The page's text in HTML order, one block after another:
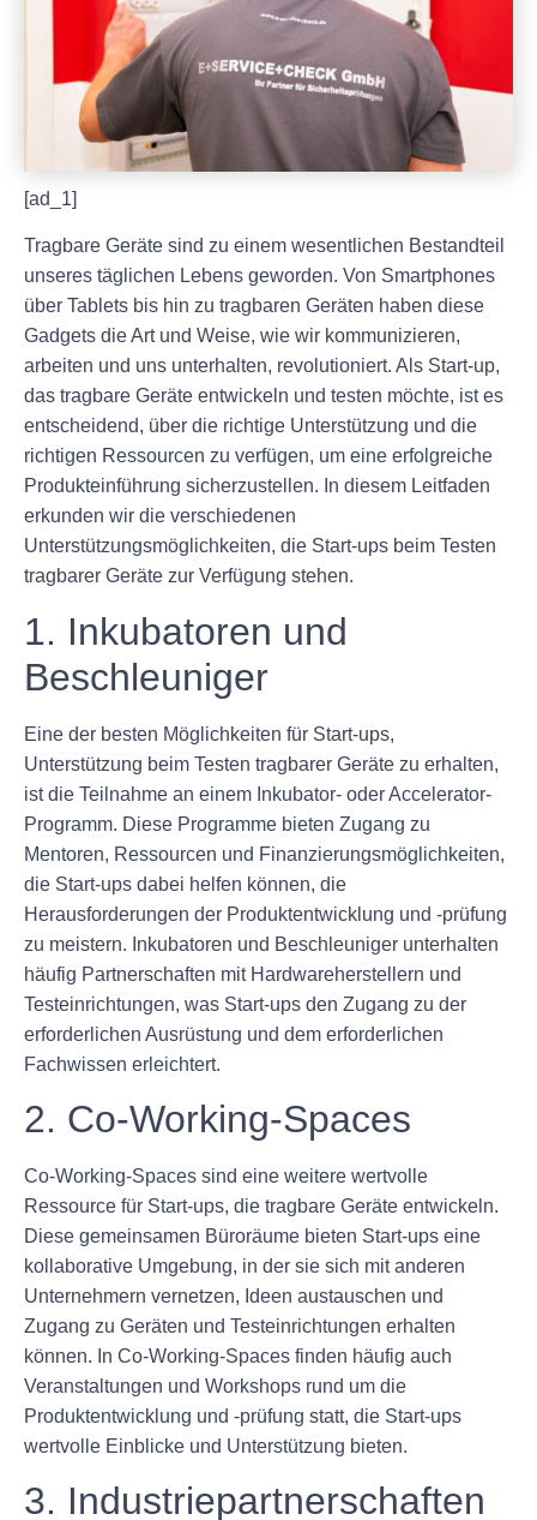
[ad_1]
Tragbare Geräte sind zu einem wesentlichen Bestandteil
unseres täglichen Lebens geworden. Von Smartphones
über Tablets bis hin zu tragbaren Geräten haben diese
Gadgets die Art und Weise, wie wir kommunizieren,
arbeiten und uns unterhalten, revolutioniert. Als Start-up,
das tragbare Geräte entwickeln und testen möchte, ist es
entscheidend, über die richtige Unterstützung und die
richtigen Ressourcen zu verfügen, um eine erfolgreiche
Produkteinführung sicherzustellen. In diesem Leitfaden
erkunden wir die verschiedenen
Unterstützungsmöglichkeiten, die Start-ups beim Testen
tragbarer Geräte zur Verfügung stehen.
1. Inkubatoren und
Beschleuniger
Eine der besten Möglichkeiten für Start-ups,
Unterstützung beim Testen tragbarer Geräte zu erhalten,
ist die Teilnahme an einem Inkubator- oder Accelerator-
Programm. Diese Programme bieten Zugang zu
Mentoren, Ressourcen und Finanzierungsmöglichkeiten,
die Start-ups dabei helfen können, die
Herausforderungen der Produktentwicklung und -prüfung
zu meistern. Inkubatoren und Beschleuniger unterhalten
häufig Partnerschaften mit Hardwareherstellern und
Testeinrichtungen, was Start-ups den Zugang zu der
erforderlichen Ausrüstung und dem erforderlichen
Fachwissen erleichtert.
2. Co-Working-Spaces
Co-Working-Spaces sind eine weitere wertvolle
Ressource für Start-ups, die tragbare Geräte entwickeln.
Diese gemeinsamen Büroräume bieten Start-ups eine
kollaborative Umgebung, in der sie sich mit anderen
Unternehmern vernetzen, Ideen austauschen und
Zugang zu Geräten und Testeinrichtungen erhalten
können. In Co-Working-Spaces finden häufig auch
Veranstaltungen und Workshops rund um die
Produktentwicklung und -prüfung statt, die Start-ups
wertvolle Einblicke und Unterstützung bieten.
3. Industriepartnerschaften